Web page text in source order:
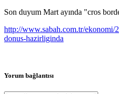
Son duyum Mart ayında "cros
http://www.sabah.com.tr/ekonomi/
donus-hazirliginda
Yorum bağlantısı